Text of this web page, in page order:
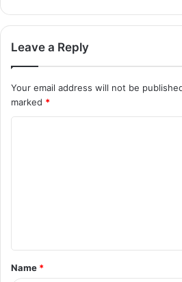
Leave a Reply
Your email address will not be
marked *
t
*
Name *